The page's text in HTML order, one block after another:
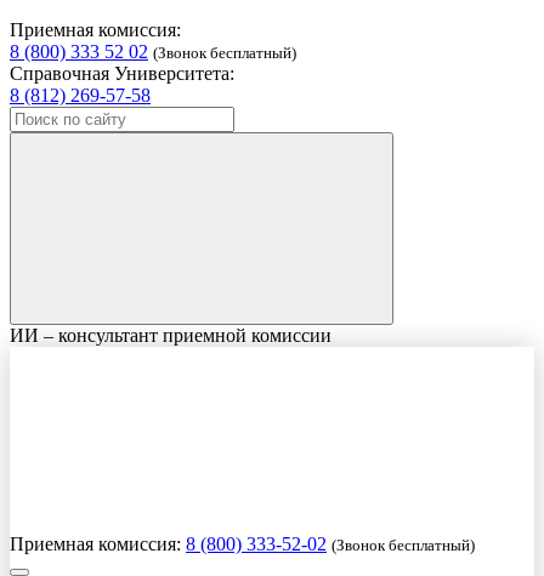
Приемная комиссия:
8 (800) 333 52 02 (Звонок бесплатный)
Справочная Университета:
8 (812) 269-57-58
ИИ – консультант приемной комиссии
Приемная комиссия: 8 (800) 333-52-02 (Звонок бесплатный)